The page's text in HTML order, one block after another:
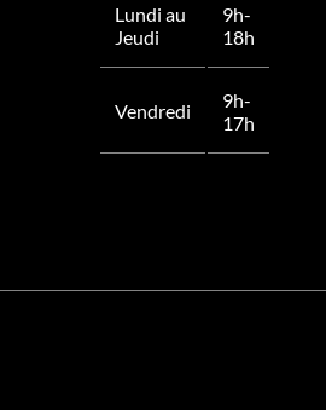
Lundi au
Jeudi
9h-
18h
Vendredi
9h-
17h